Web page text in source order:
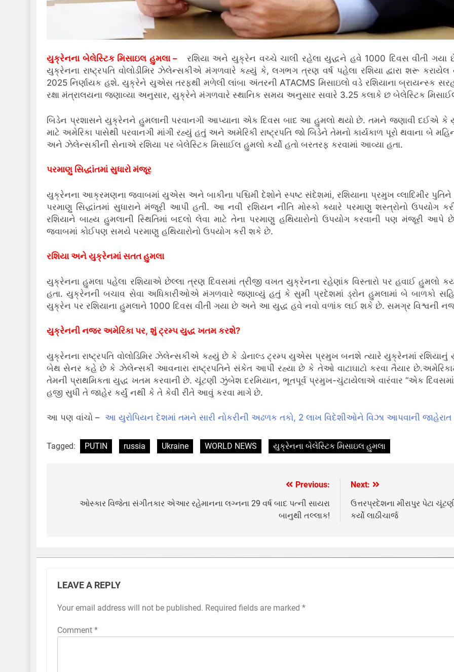
યુક્રેનના બેલેસ્ટિક મિસાઇલ હુમલા –
રશિયા અને યુક્રેન વચ્ચે ચાલી રહેલા યુદ્ધને હવે 1000 દિવસ વીતી
યુક્રેનના રાષ્ટ્રપતિ વોલોડીમિર ઝેલેન્સકીએ મંગળવારે કહ્યું કે, લગભગ ત્રણ વર્ષ પહેલા રશિયા દ્વારા શરૂ
2025 નિર્ણાયક હશે. યુક્રેને યુએસ તરફથી મળેલી લાંબા અંતરની ATACMS મિસાઇલો વડે રશિયાના બ્રાયન્સ્ક
રક્ષા મંત્રાલયના જણાવ્યા અનુસાર, યુક્રેને મંગળવારે સ્થાનિક સમય અનુસાર સવારે 3.25 કલાકે છ બેલેસ્ટિક
બિડેન પ્રશાસને યુક્રેનને હુમલાની પરવાનગી આપ્યાના એક દિવસ બાદ આ હુમલો થયો છે. તમને જણાવી દઈએ કે
માટે અમેરિકા પાસેથી પરવાનગી માંગી રહ્યું હતું અને અમેરિકી રાષ્ટ્રપતિ જો બિડેને તેમનો કાર્યકાળ પૂરો થવાના
અને ઝેલેન્સકીની સેનાએ રશિયા પર બેલેસ્ટિક મિસાઈલ હુમલો કર્યો હતો બરતરફ કરવામાં આવ્યા હતા.
પરમાણુ સિદ્ધાંતમાં સુધારો મંજૂર
યુક્રેનના આક્રમણના જવાબમાં યુએસ અને બાકીના પશ્ચિમી દેશોને સ્પષ્ટ સંદેશમાં, રશિયાના પ્રમુખ વ્લાદિમીર
પરમાણુ સિદ્ધાંતમાં સુધારાને મંજૂરી આપી હતી. આ નવી રશિયન નીતિ મોસ્કો ક્યારે પરમાણુ શસ્ત્રોનો ઉપયોગ
રશિયાને બાહ્ય હુમલાની સ્થિતિમાં બદલો લેવા માટે તેના પરમાણુ હથિયારોનો ઉપયોગ કરવાની પણ મંજૂરી આપે
જવાબમાં કોઈપણ સમયે પરમાણુ હથિયારોનો ઉપયોગ કરી શકે છે.
રશિયા અને યુક્રેનમાં સતત હુમલા
યુક્રેનના હુમલા પહેલા રશિયાએ છેલ્લા ત્રણ દિવસમાં ત્રીજી વખત યુક્રેનના રહેણાંક વિસ્તારો પર હવાઈ હુમલો
હતા. યુક્રેનની બચાવ સેવા અધિકારીઓએ મંગળવારે જણાવ્યું હતું કે સુમી પ્રદેશમાં ડ્રોન હુમલામાં બે બાળકો
યુક્રેન પર રશિયાના હુમલાને 1000 દિવસ વીતી ગયા છે અને આ યુદ્ધ હવે નવો વળાંક લઈ શકે છે. સમગ્ર વિશ્વની
યુક્રેનની નજર અમેરિકા પર, શું ટ્રમ્પ યુદ્ધ ખતમ કરશે?
યુક્રેનના રાષ્ટ્રપતિ વોલોડિમિર ઝેલેન્સકીએ કહ્યું છે કે ડોનાલ્ડ ટ્રમ્પ યુએસ પ્રમુખ બનશે ત્યારે યુક્રેનમાં રશિયાનું
બેથ સેનર કહે છે કે ઝેલેન્સકી આવનારા રાષ્ટ્રપતિને સંકેત આપી રહ્યા છે કે તેઓ વાટાઘાટો કરવા તૈયાર
તેમની પ્રાથમિકતા યુદ્ધ ખતમ કરવાની છે. ચૂંટણી ઝુંબેશ દરમિયાન, ભૂતપૂર્વ પ્રમુખ-ચુંટાયેલાએ વારંવાર “એક
હજી સુધી તે જાહેર કર્યું નથી કે તે કેવી રીતે આવું કરવા માગે છે.
આ પણ વાંચો – આ યુરોપિયન દેશમાં તમને સારી નોકરીની અઢળક તકો, 2 લાખ વિદેશીઓને વિઝા આપવાની જાહેરાત
Tagged: PUTIN russia Ukraine WORLD NEWS યુક્રેનના બેલેસ્ટિક મિસાઇલ હુમલા
navigation
Previous:
ઓસ્કાર વિજેતા સંગીતકાર એઆર રહેમાનના લગ્નના 29 વર્ષ બાદ પત્ની સાયરા
બાનુથી તલ્લાક!
Next:
ઉત્તરપ્રદેશના મીરાપુર પેટા
કર્યો લાઠીચાર્જ
LEAVE A REPLY
Your email address will not be published. Required fields are marked *
Comment *